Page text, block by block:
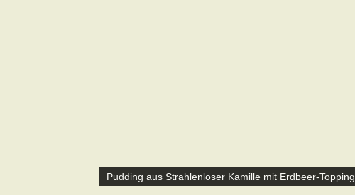
Pudding aus Strahlenloser Kamille mit Erdbeer-Topping